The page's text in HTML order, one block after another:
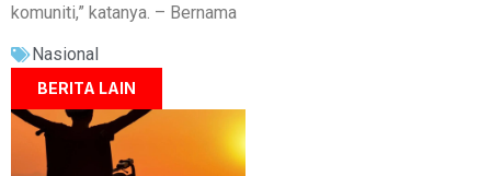
komuniti,” katanya. – Bernama
Nasional
BERITA LAIN